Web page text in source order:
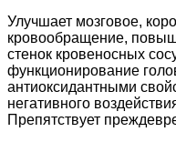
Улучшает мозговое,
кровообращение,
стенок кровеносных
функционирование
антиоксидантными
негативного
Препятствует